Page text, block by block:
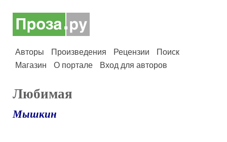
Авторы Произведения Рецензии
Поиск
Магазин
О портале Вход для авторов
Любимая
Мышкин